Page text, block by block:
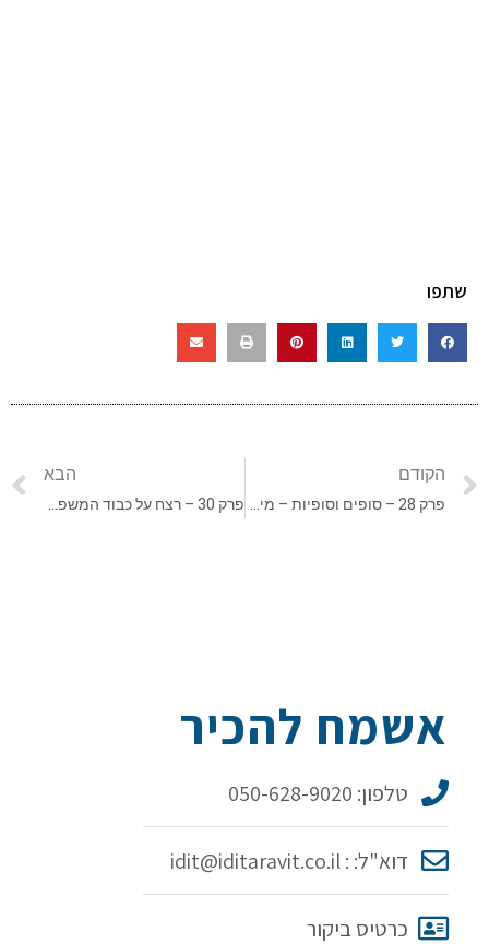
שתפו
הקודם
פרק 28 – סופים וסופיות – מיסטיקה באסלאם
הבא
פרק 30 – רצח על כבוד המשפחה
אשמח להכיר
טלפון: 050-628-9020
דוא"ל: : idit@iditaravit.co.il
כרטיס ביקור